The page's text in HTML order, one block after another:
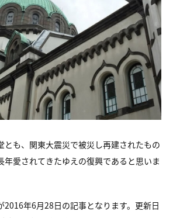
とも、関東大震災で被災し再建されたもの
年愛されてきたゆえの復興であると思いま
年6月28日の記事となります。更新日